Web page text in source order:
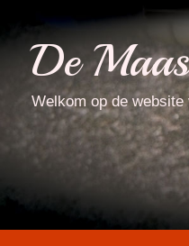
inhoudDe
Welkom op de